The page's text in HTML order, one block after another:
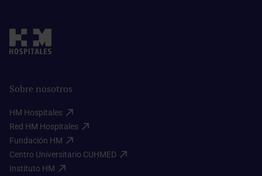
Sobre nosotros
HM Hospitales​
Red HM Hospitales​
Fundación HM​
Centro Universitario CUHMED​
Instituto HM​